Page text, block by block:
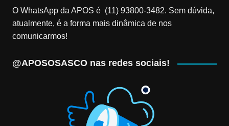
O WhatsApp da APOS é (11) 93800-3482‬. Sem dúvida,
atualmente, é a forma mais dinâmica de nos
comunicarmos!
@APOSOSASCO nas redes sociais!